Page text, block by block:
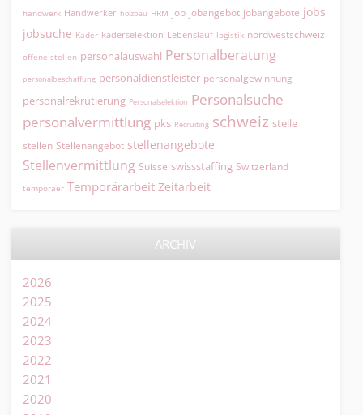
handwerk Handwerker holzbau HRM job jobangebot jobangebote jobs
jobsuche Kader kaderselektion Lebenslauf logistik nordwestschweiz
offene stellen personalauswahl Personalberatung
personalbeschaffung personaldienstleister personalgewinnung
personalrekrutierung Personalselektion Personalsuche
personalvermittlung pks Recruiting schweiz stelle
stellen Stellenangebot stellenangebote
Stellenvermittlung Suisse swissstaffing Switzerland
temporaer Temporärarbeit Zeitarbeit
ARCHIV
2026
2025
2024
2023
2022
2021
2020